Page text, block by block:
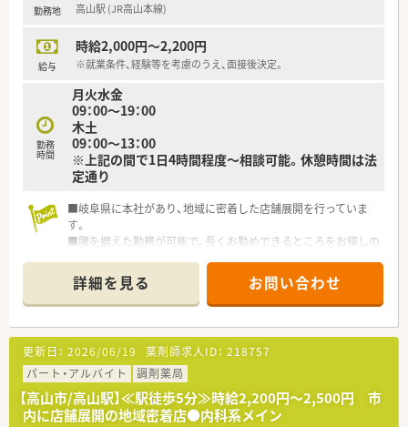
勤務地 高山駅 (JR高山本線)
給与
時給2,000円～2,200円
※就業条件、経験等を考慮のうえ、面接後決定。
勤務
時間
月火水金
09：00～19：00
木土
09：00～13：00
※上記の間で1日4時間程度～相談可能。休憩時間は法
定通り
■岐阜県に本社があり、地域に密着した店舗展開を行っていま
す。
■腰を据えた勤務が可能で、長くお勤めできるところをお探しの
■スタッフ全員で働きやすい環境を作っており、雰囲気は良好で
す♪
詳細を見る お問い合わせ
更新日： 2026/06/19 薬剤師求人ID： 218757
パート・アルバイト
調剤薬局
【高山市/高山駅】≪駅徒歩5分≫時給2,200円～2,500円 市
内に店舗展開の地域密着店●内科系メイン